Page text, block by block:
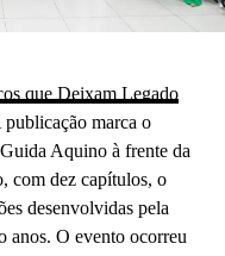
que Deixam Legado
marca o
Aquino à frente da
com dez capítulos, o
desenvolvidas pela
anos. O evento ocorreu